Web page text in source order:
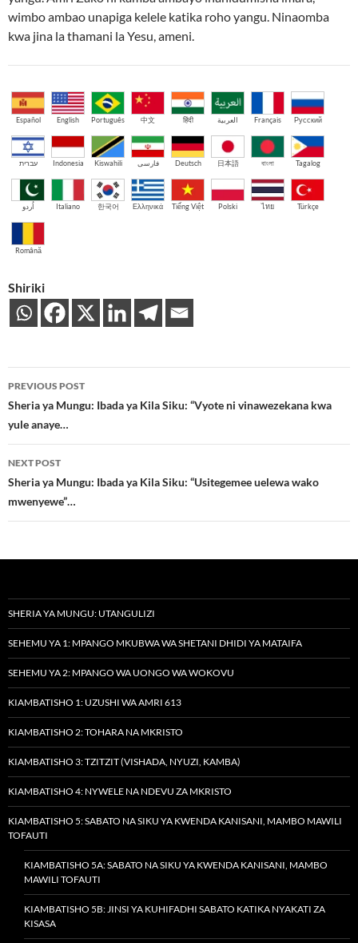
wimbo ambao unapiga kelele katika roho yangu. Ninaomba
kwa jina la thamani la Yesu, ameni.
Español English Português 中文 हिंदी العربية Français Русский
עברית Indonesia Kiswahili فارسی Deutsch 日本語 বাংলা Tagalog
اُردو Italiano 한국어 Ελληνικά Tiếng Việt Polski ไทย Türkçe
Română
Shiriki
Post
navigation
PREVIOUS POST
Sheria ya Mungu: Ibada ya Kila Siku: “Vyote ni vinawezekana kwa
yule anaye…
NEXT POST
Sheria ya Mungu: Ibada ya Kila Siku: “Usitegemee uelewa wako
mwenyewe”…
SHERIA YA MUNGU: UTANGULIZI
SEHEMU YA 1: MPANGO MKUBWA WA SHETANI DHIDI YA MATAIFA
SEHEMU YA 2: MPANGO WA UONGO WA WOKOVU
KIAMBATISHO 1: UZUSHI WA AMRI 613
KIAMBATISHO 2: TOHARA NA MKRISTO
KIAMBATISHO 3: TZITZIT (VISHADA, NYUZI, KAMBA)
KIAMBATISHO 4: NYWELE NA NDEVU ZA MKRISTO
KIAMBATISHO 5: SABATO NA SIKU YA KWENDA KANISANI, MAMBO MAWILI
TOFAUTI
KIAMBATISHO 5A: SABATO NA SIKU YA KWENDA KANISANI, MAMBO
MAWILI TOFAUTI
KIAMBATISHO 5B: JINSI YA KUHIFADHI SABATO KATIKA NYAKATI ZA
KISASA